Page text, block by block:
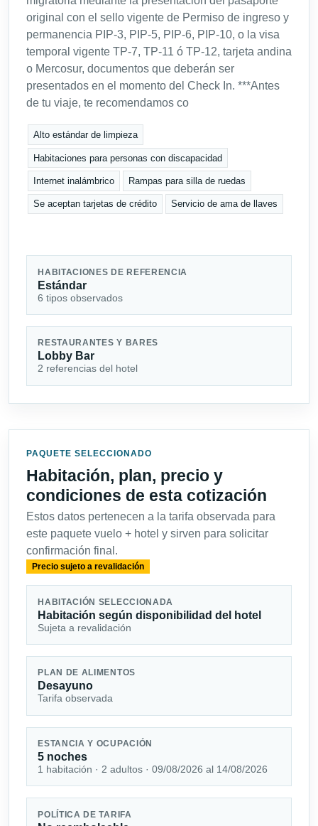
original con el sello vigente de Permiso de ingreso y
permanencia PIP-3, PIP-5, PIP-6, PIP-10, o la visa
temporal vigente TP-7, TP-11 ó TP-12, tarjeta andina
o Mercosur, documentos que deberán ser
presentados en el momento del Check In. ***Antes
de tu viaje, te recomendamos co
Alto estándar de limpieza
Habitaciones para personas con discapacidad
Internet inalámbrico Rampas para silla de ruedas
Se aceptan tarjetas de crédito Servicio de ama de llaves
HABITACIONES DE REFERENCIA
Estándar
6 tipos observados
RESTAURANTES Y BARES
Lobby Bar
2 referencias del hotel
PAQUETE SELECCIONADO
Habitación, plan, precio y
condiciones de esta cotización
Estos datos pertenecen a la tarifa observada para
este paquete vuelo + hotel y sirven para solicitar
confirmación final.
Precio sujeto a revalidación
HABITACIÓN SELECCIONADA
Habitación según disponibilidad del hotel
Sujeta a revalidación
PLAN DE ALIMENTOS
Desayuno
Tarifa observada
ESTANCIA Y OCUPACIÓN
5 noches
1 habitación · 2 adultos · 09/08/2026 al 14/08/2026
POLÍTICA DE TARIFA